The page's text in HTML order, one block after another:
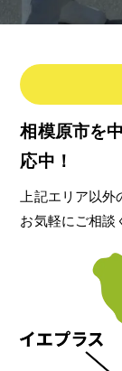
相模原市を
応中！
上記エリア以外
お気軽にご相談